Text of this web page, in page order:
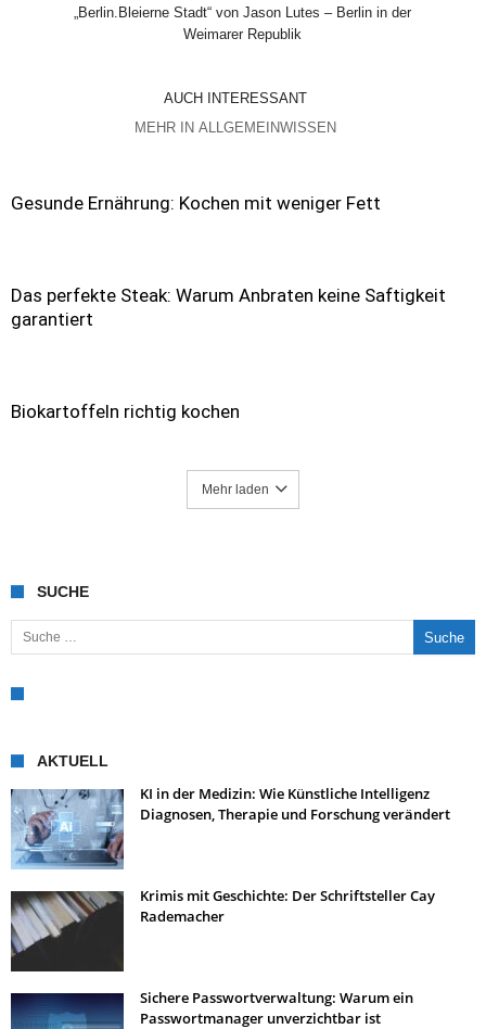
„Berlin.Bleierne Stadt“ von Jason Lutes – Berlin in der
Weimarer Republik
AUCH INTERESSANT
MEHR IN ALLGEMEINWISSEN
Gesunde Ernährung: Kochen mit weniger Fett
Das perfekte Steak: Warum Anbraten keine Saftigkeit
garantiert
Biokartoffeln richtig kochen
Mehr laden
SUCHE
Suche nach:
AKTUELL
KI in der Medizin: Wie Künstliche Intelligenz
Diagnosen, Therapie und Forschung verändert
Krimis mit Geschichte: Der Schriftsteller Cay
Rademacher
Sichere Passwortverwaltung: Warum ein
Passwortmanager unverzichtbar ist